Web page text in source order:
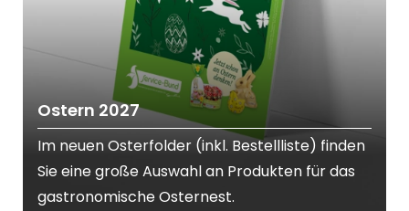
Ostern 2027
Im neuen Osterfolder (inkl. Bestellliste) finden
Sie eine große Auswahl an Produkten für das
gastronomische Osternest.